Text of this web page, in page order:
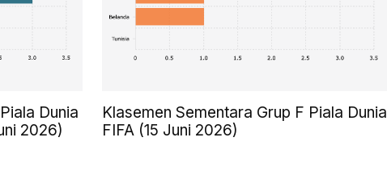
Dunia
2026)
Klasemen Sementara Grup F Piala Dunia
FIFA (15 Juni 2026)